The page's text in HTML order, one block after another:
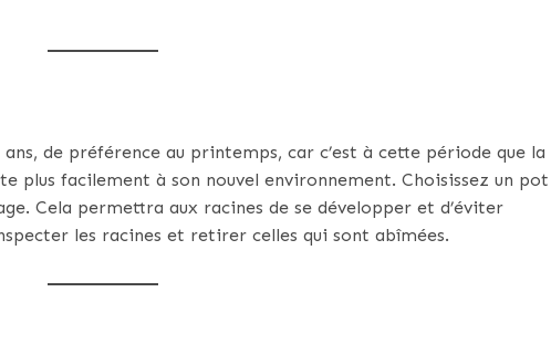
de préférence au printemps, car c’est à cette période que la
plus facilement à son nouvel environnement. Choisissez un pot
Cela permettra aux racines de se développer et d’éviter
les racines et retirer celles qui sont abîmées.